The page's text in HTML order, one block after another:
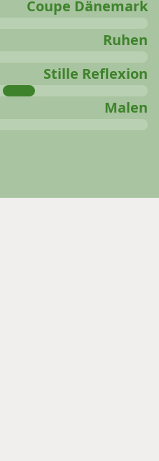
Coupe Dänemark
Ruhen
Stille Reflexion
Malen